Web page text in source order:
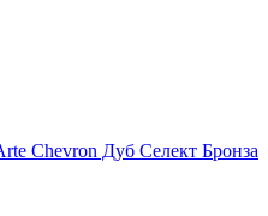
Chevron Дуб Селект Бронза